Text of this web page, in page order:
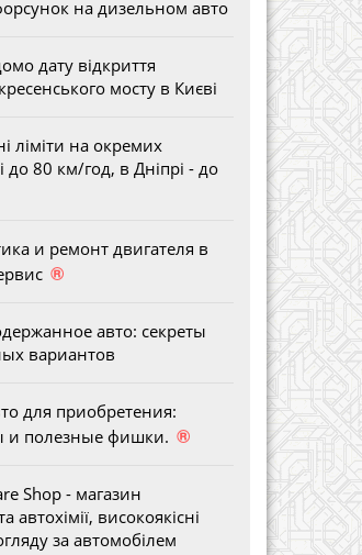
на дизельном авто
дату відкриття
мосту в Києві
ліміти на окремих
до 80 км/год, в Дніпрі - до
и ремонт двигателя в
®
авто: секреты
вариантов
для приобретения:
и полезные фишки. ®
Shop - магазин
автохімії, високоякісні
за автомобілем